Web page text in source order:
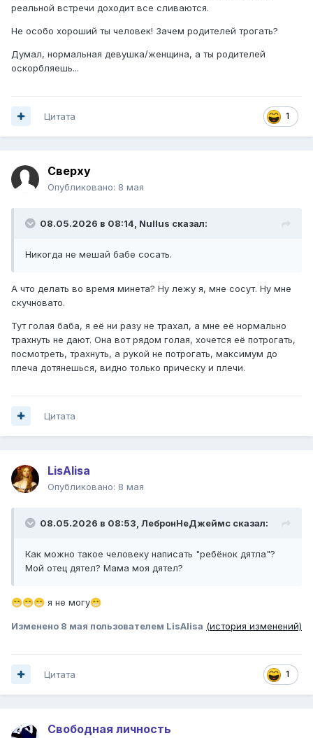
реальной встречи доходит все сливаются.
Не особо хороший ты человек! Зачем родителей трогать?
Думал, нормальная девушка/женщина, а ты родителей
оскорбляешь...
1
Цитата
Сверху
Опубликовано: 8 мая
08.05.2026 в 08:14, Nullus сказал:
Никогда не мешай бабе сосать.
А что делать во время минета? Ну лежу я, мне сосут. Ну мне
скучновато.
Тут голая баба, я её ни разу не трахал, а мне её нормально
трахнуть не дают. Она вот рядом голая, хочется её потрогать,
посмотреть, трахнуть, а рукой не потрогать, максимум до
плеча дотянешься, видно только прическу и плечи.
Цитата
LisAlisa
Опубликовано: 8 мая
08.05.2026 в 08:53, ЛебронНеДжеймс сказал:
Как можно такое человеку написать "ребёнок дятла"?
Мой отец дятел? Мама моя дятел?
😁😁😁 я не могу😁
Изменено 8 мая пользователем LisAlisa (история изменений)
1
Цитата
Свободная личность